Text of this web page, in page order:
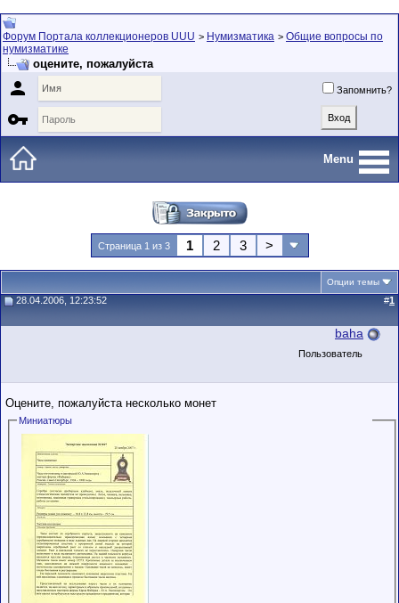
Форум Портала коллекционеров UUU > Нумизматика > Общие вопросы по
нумизматике
оцените, пожалуйста
 Запомнить?

Menu
Страница 1 из 3 1 2 3 >
Опции темы
28.04.2006, 12:23:52 #1
baha
Пользователь
Оцените, пожалуйста несколько монет
Миниатюры